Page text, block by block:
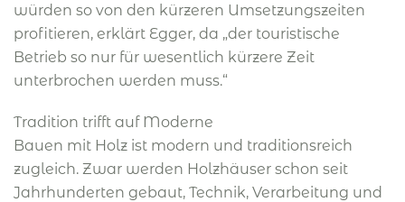
würden so von den kürzeren Umsetzungszeiten
profitieren, erklärt Egger, da „der touristische
Betrieb so nur für wesentlich kürzere Zeit
unterbrochen werden muss.“
Tradition trifft auf Moderne
Bauen mit Holz ist modern und traditionsreich
zugleich. Zwar werden Holzhäuser schon seit
Jahrhunderten gebaut, Technik, Verarbeitung und